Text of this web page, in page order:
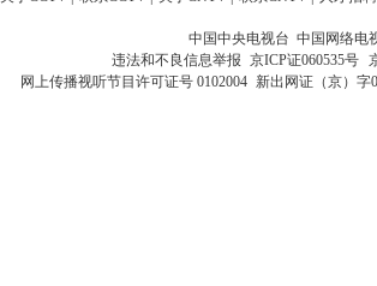
中国中央电视台 中国网络电
违法和不良信息举报 京ICP证060535号
网上传播视听节目许可证号 0102004 新出网证（京）